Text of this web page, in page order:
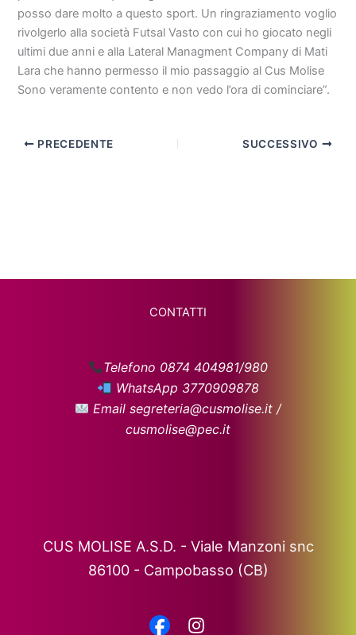
posso dare molto a questo sport. Un ringraziamento voglio
rivolgerlo alla società Futsal Vasto con cui ho giocato negli
ultimi due anni e alla Lateral Managment Company di Mati
Lara che hanno permesso il mio passaggio al Cus Molise
Sono veramente contento e non vedo l’ora di cominciare”.
PRECEDENTE SUCCESSIVO
CONTATTI
Telefono 0874 404981/980
WhatsApp 3770909878
Email segreteria@cusmolise.it /
cusmolise@pec.it
CUS MOLISE A.S.D. - Viale Manzoni snc
86100 - Campobasso (CB)